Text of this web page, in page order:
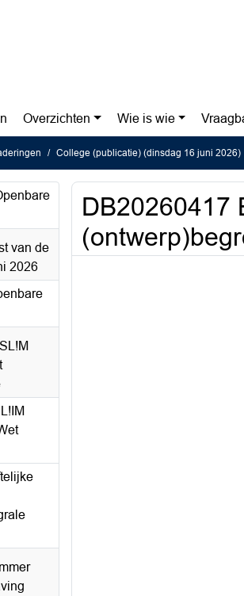
Overzichten Wie is wie
College (publicatie) (dinsdag 16 juni 2026)
van de
2026
DB20260417